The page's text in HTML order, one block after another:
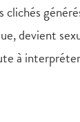
devient
à interpréter